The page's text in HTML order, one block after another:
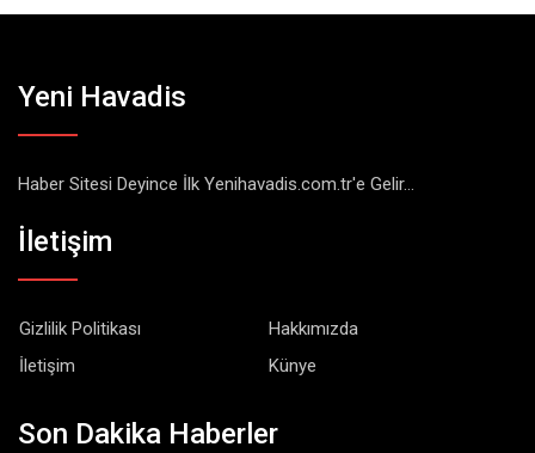
Yeni Havadis
Haber Sitesi Deyince İlk Yenihavadis.com.tr'e Gelir...
İletişim
Gizlilik Politikası
Hakkımızda
İletişim
Künye
Son Dakika Haberler